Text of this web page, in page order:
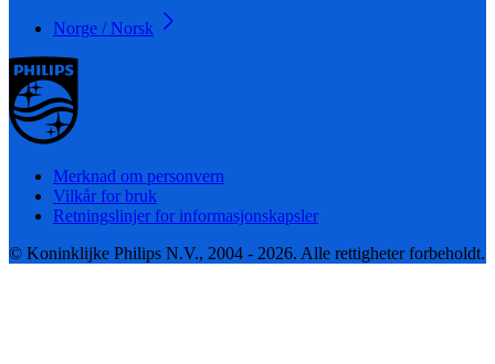
Norge / Norsk
Merknad om personvern
Vilkår for bruk
Retningslinjer for informasjonskapsler
© Koninklijke Philips N.V., 2004 - 2026. Alle rettigheter forbeholdt.